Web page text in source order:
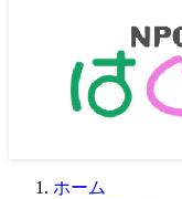
ホーム